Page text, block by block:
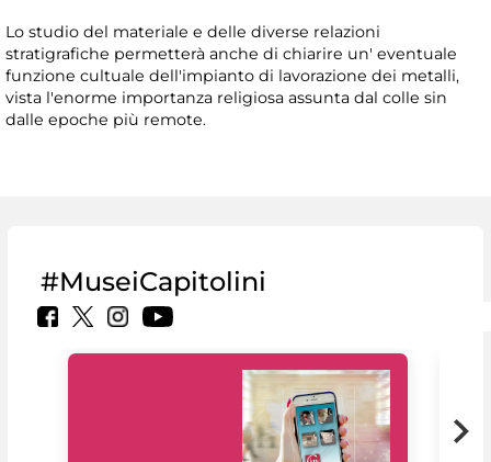
Lo studio del materiale e delle diverse relazioni
stratigrafiche permetterà anche di chiarire un' eventuale
funzione cultuale dell'impianto di lavorazione dei metalli,
vista l'enorme importanza religiosa assunta dal colle sin
dalle epoche più remote.
#MuseiCapitolini